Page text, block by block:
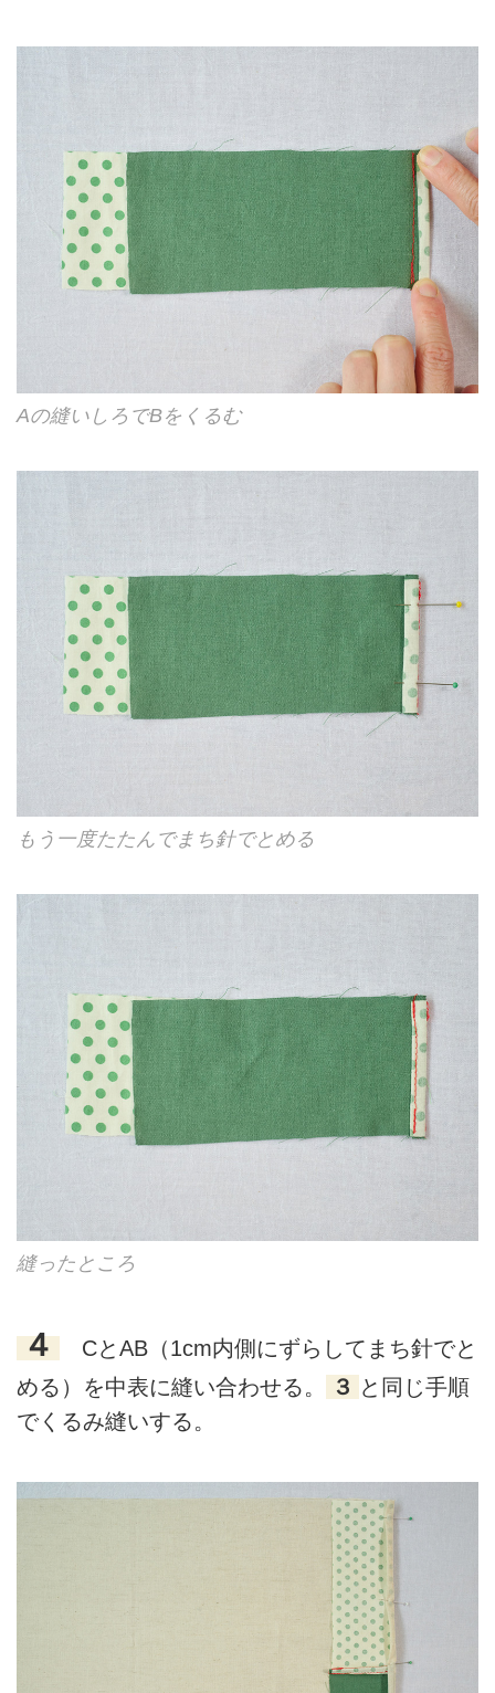
Aの縫いしろでBをくるむ
もう一度たたんでまち針でとめる
縫ったところ
４
CとAB（1cm内側にずらしてまち針でと
める）を中表に縫い合わせる。
３ と同じ手順
でくるみ縫いする。